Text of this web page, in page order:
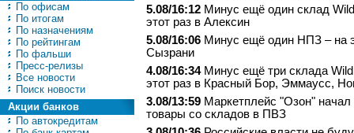
По офисам
По итогам
По назначениям
По рейтингам
По фальши
Пресс-релизы
Все новости
Поиск новости
Акции банков
По автокредитам
5.08/16:12 Минус ещё один склад
этот раз в Алексин
5.08/16:06 Минус ещё один НПЗ – на
Сызрани
4.08/16:34 Минус ещё три склада
этот раз в Красный Бор, Эммаусс,
3.08/13:59 Маркетплейс "Озон" начал
товары со складов в ПВЗ